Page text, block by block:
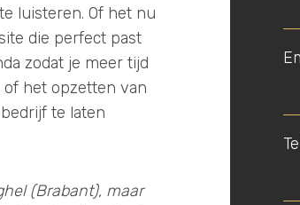
luisteren. Of het nu
die perfect past
zodat je meer tijd
het opzetten van
te laten
(Brabant), maar